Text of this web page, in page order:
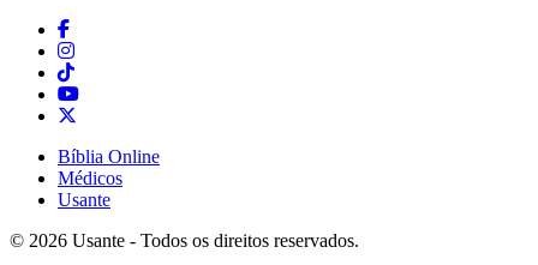
Bíblia Online
Médicos
Usante
© 2026 Usante - Todos os direitos reservados.